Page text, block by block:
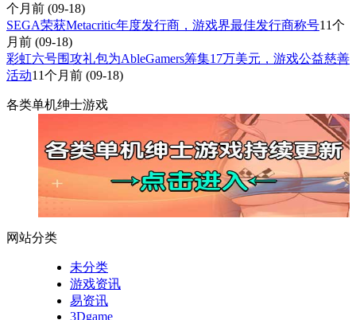
个月前 (09-18)
SEGA荣获Metacritic年度发行商，游戏界最佳发行商称号11个
月前 (09-18)
彩虹六号围攻礼包为AbleGamers筹集17万美元，游戏公益慈善
活动11个月前 (09-18)
各类单机绅士游戏
网站分类
未分类
游戏资讯
易资讯
3Dgame